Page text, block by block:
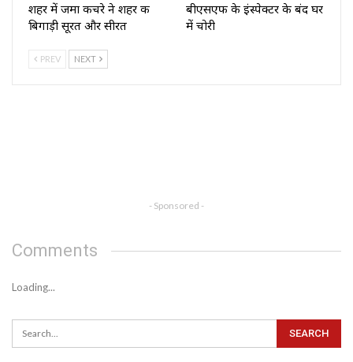
शहर में जमा कचरे ने शहर की
बिगाड़ी सूरत और सीरत
बीएसएफ के इंस्पेक्टर के बंद घर
में चोरी
PREV NEXT
- Sponsored -
Comments
Loading...